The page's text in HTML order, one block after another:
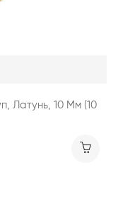
Латунь, 10 Мм (10